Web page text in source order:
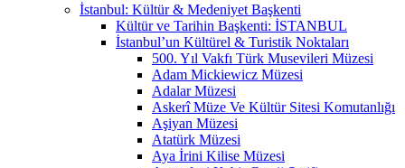
İstanbul: Kültür & Medeniyet Başkenti
Kültür ve Tarihin Başkenti: İSTANBUL
İstanbul’un Kültürel & Turistik Noktaları
500. Yıl Vakfı Türk Musevileri Müzesi
Adam Mickiewicz Müzesi
Adalar Müzesi
Askerî Müze Ve Kültür Sitesi Komutanlığı
Aşiyan Müzesi
Atatürk Müzesi
Aya İrini Kilise Müzesi